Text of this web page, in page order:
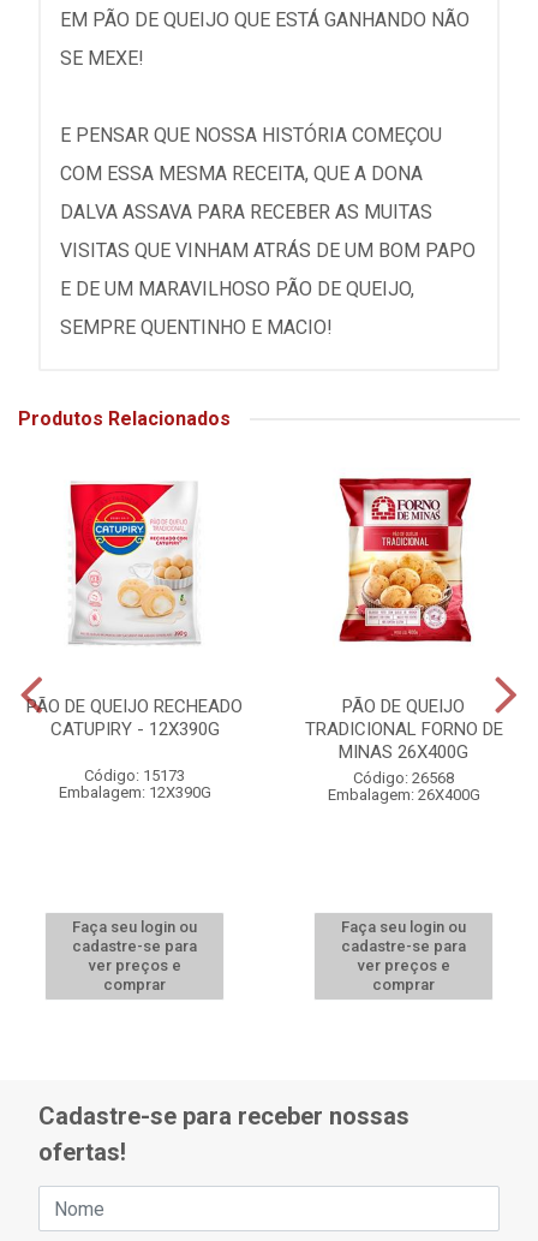
EM PÃO DE QUEIJO QUE ESTÁ GANHANDO NÃO
SE MEXE!
E PENSAR QUE NOSSA HISTÓRIA COMEÇOU
COM ESSA MESMA RECEITA, QUE A DONA
DALVA ASSAVA PARA RECEBER AS MUITAS
VISITAS QUE VINHAM ATRÁS DE UM BOM PAPO
E DE UM MARAVILHOSO PÃO DE QUEIJO,
SEMPRE QUENTINHO E MACIO!
Produtos Relacionados
PÃO DE QUEIJO RECHEADO
CATUPIRY - 12X390G
Código: 15173
Embalagem: 12X390G
Faça seu login ou
cadastre-se para
ver preços e
comprar
PÃO DE QUEIJO
TRADICIONAL FORNO DE
MINAS 26X400G
Código: 26568
Embalagem: 26X400G
Faça seu login ou
cadastre-se para
ver preços e
comprar
Cadastre-se para receber nossas
ofertas!